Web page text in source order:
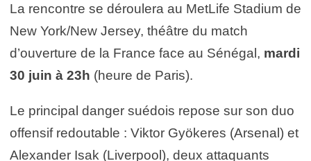
La rencontre se déroulera au MetLife Stadium de
New York/New Jersey, théâtre du match
d’ouverture de la France face au Sénégal, mardi
30 juin à 23h (heure de Paris).
Le principal danger suédois repose sur son duo
offensif redoutable : Viktor Gyökeres (Arsenal) et
Alexander Isak (Liverpool), deux attaquants